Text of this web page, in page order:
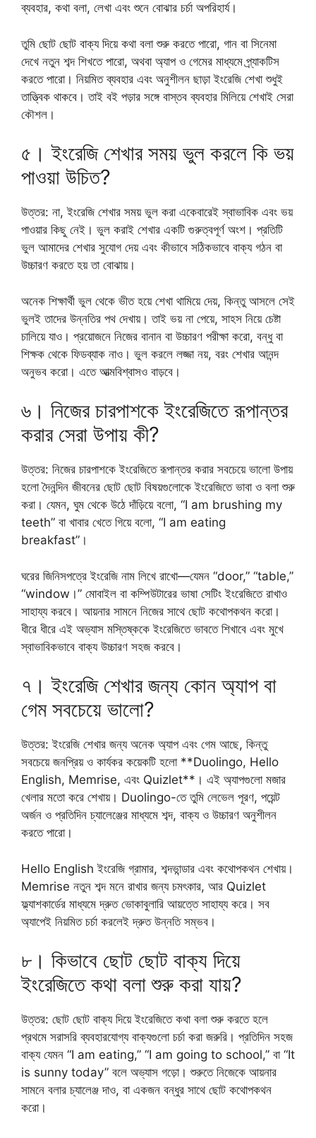
ব্যবহার, কথা বলা, লেখা এবং শুনে বোঝার চর্চা অপরিহার্য।
তুমি ছোট ছোট বাক্য দিয়ে কথা বলা শুরু করতে পারো, গান বা সিনেমা
দেখে নতুন শব্দ শিখতে পারো, অথবা অ্যাপ ও গেমের মাধ্যমে প্র্যাকটিস
করতে পারো। নিয়মিত ব্যবহার এবং অনুশীলন ছাড়া ইংরেজি শেখা শুধুই
তাত্ত্বিক থাকবে। তাই বই পড়ার সঙ্গে বাস্তব ব্যবহার মিলিয়ে শেখাই সেরা
কৌশল।
৫। ইংরেজি শেখার সময় ভুল করলে কি ভয়
পাওয়া উচিত?
উত্তর: না, ইংরেজি শেখার সময় ভুল করা একেবারেই স্বাভাবিক এবং ভয়
পাওয়ার কিছু নেই। ভুল করাই শেখার একটি গুরুত্বপূর্ণ অংশ। প্রতিটি
ভুল আমাদের শেখার সুযোগ দেয় এবং কীভাবে সঠিকভাবে বাক্য গঠন বা
উচ্চারণ করতে হয় তা বোঝায়।
অনেক শিক্ষার্থী ভুল থেকে ভীত হয়ে শেখা থামিয়ে দেয়, কিন্তু আসলে সেই
ভুলই তাদের উন্নতির পথ দেখায়। তাই ভয় না পেয়ে, সাহস নিয়ে চেষ্টা
চালিয়ে যাও। প্রয়োজনে নিজের বানান বা উচ্চারণ পরীক্ষা করো, বন্ধু বা
শিক্ষক থেকে ফিডব্যাক নাও। ভুল করলে লজ্জা নয়, বরং শেখার আনন্দ
অনুভব করো। এতে আত্মবিশ্বাসও বাড়বে।
৬। নিজের চারপাশকে ইংরেজিতে রূপান্তর
করার সেরা উপায় কী?
উত্তর: নিজের চারপাশকে ইংরেজিতে রূপান্তর করার সবচেয়ে ভালো উপায়
হলো দৈনন্দিন জীবনের ছোট ছোট বিষয়গুলোকে ইংরেজিতে ভাবা ও বলা শুরু
করা। যেমন, ঘুম থেকে উঠে দাঁড়িয়ে বলো, “I am brushing my
teeth” বা খাবার খেতে গিয়ে বলো, “I am eating
breakfast”।
ঘরের জিনিসপত্রে ইংরেজি নাম লিখে রাখো—যেমন “door,” “table,”
“window।” মোবাইল বা কম্পিউটারের ভাষা সেটিং ইংরেজিতে রাখাও
সাহায্য করবে। আয়নার সামনে নিজের সাথে ছোট কথোপকথন করো।
ধীরে ধীরে এই অভ্যাস মস্তিষ্ককে ইংরেজিতে ভাবতে শিখাবে এবং মুখে
স্বাভাবিকভাবে বাক্য উচ্চারণ সহজ করবে।
৭। ইংরেজি শেখার জন্য কোন অ্যাপ বা
গেম সবচেয়ে ভালো?
উত্তর: ইংরেজি শেখার জন্য অনেক অ্যাপ এবং গেম আছে, কিন্তু
সবচেয়ে জনপ্রিয় ও কার্যকর কয়েকটি হলো **Duolingo, Hello
English, Memrise, এবং Quizlet**। এই অ্যাপগুলো মজার
খেলার মতো করে শেখায়। Duolingo-তে তুমি লেভেল পূরণ, পয়েন্ট
অর্জন ও প্রতিদিন চ্যালেঞ্জের মাধ্যমে শব্দ, বাক্য ও উচ্চারণ অনুশীলন
করতে পারো।
Hello English ইংরেজি গ্রামার, শব্দভান্ডার এবং কথোপকথন শেখায়।
Memrise নতুন শব্দ মনে রাখার জন্য চমৎকার, আর Quizlet
ফ্ল্যাশকার্ডের মাধ্যমে দ্রুত ভোকাবুলারি আয়ত্তে সাহায্য করে। সব
অ্যাপেই নিয়মিত চর্চা করলেই দ্রুত উন্নতি সম্ভব।
৮। কিভাবে ছোট ছোট বাক্য দিয়ে
ইংরেজিতে কথা বলা শুরু করা যায়?
উত্তর: ছোট ছোট বাক্য দিয়ে ইংরেজিতে কথা বলা শুরু করতে হলে
প্রথমে সরাসরি ব্যবহারযোগ্য বাক্যগুলো চর্চা করা জরুরি। প্রতিদিন সহজ
বাক্য যেমন “I am eating,” “I am going to school,” বা “It
is sunny today” বলে অভ্যাস গড়ো। শুরুতে নিজেকে আয়নার
সামনে বলার চ্যালেঞ্জ দাও, বা একজন বন্ধুর সাথে ছোট কথোপকথন
করো।